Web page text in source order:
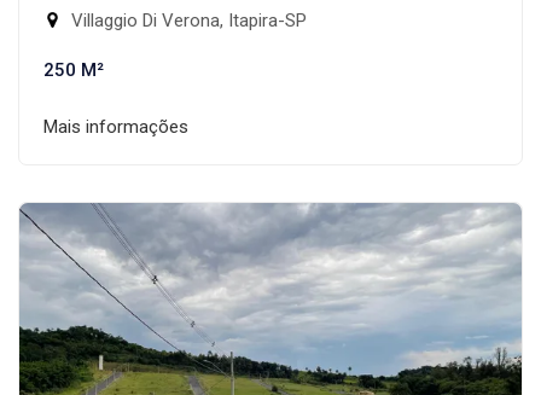
Villaggio Di Verona, Itapira-SP
250 M²
Mais informações